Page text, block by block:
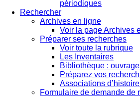
périodiques
Rechercher
Archives en ligne
Voir la page Archives
Préparer ses recherches
Voir toute la rubrique
Les Inventaires
Bibliothèque :
Préparez vos
Associations
Formulaire de demande de